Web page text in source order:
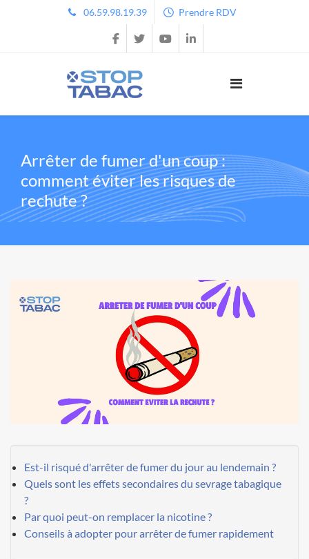
06.59.98.19.39 Prendre RDV
Arrêter de fumer d'un coup :
comment éviter les risques de
rechute ?
Est-il risqué d'arrêter de fumer du jour au lendemain ?
Quels sont les effets secondaires du sevrage tabagique
?
Par quoi peut-on remplacer la nicotine ?
Conseils à adopter pour arrêter de fumer rapidement